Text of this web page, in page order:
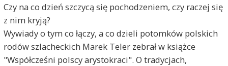
Czy na co dzień szczycą się pochodzeniem, czy raczej się
z nim kryją?
Wywiady o tym co łączy, a co dzieli potomków polskich
rodów szlacheckich Marek Teler zebrał w książce
"Współcześni polscy arystokraci". O tradycjach,